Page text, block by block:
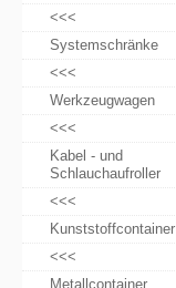
<<<
Systemschränke
<<<
Werkzeugwagen
<<<
Kabel - und
Schlauchaufroller
<<<
Kunststoffcontainer
<<<
Metallcontainer